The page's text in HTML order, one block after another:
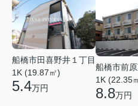
船橋市田喜野井１丁目
1K (19.87㎡)
5.4万円
船橋市前
1K (22.35
8.8万円